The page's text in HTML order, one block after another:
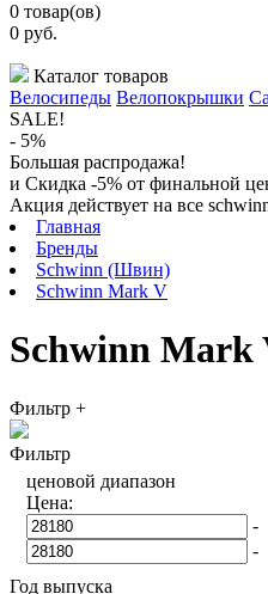
0 товар(ов)
0 руб.
Каталог товаров
Велосипеды Велопокрышки
SALE!
- 5%
Большая распродажа!
и Скидка -5% от финальной
Акция действует на все
Главная
Бренды
Schwinn (Швин)
Schwinn Mark V
Schwinn Mark
Фильтр +
Фильтр
ценовой диапазон
Цена:
-
-
Год выпуска